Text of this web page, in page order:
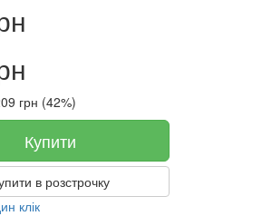
грн (42%)
Купити
в розстрочку
клік